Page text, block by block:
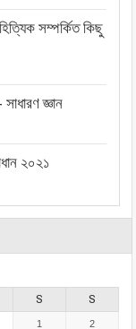
সম্পর্কিত কিছু
জ্ঞান
২০২১
S S
1 2